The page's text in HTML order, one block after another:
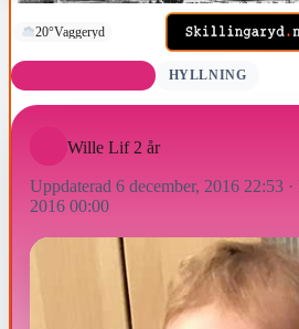
20°Vaggeryd
HYLLNING
Wille Lif 2 år
Uppdaterad 6 december, 2016 22:53 ·
2016 00:00